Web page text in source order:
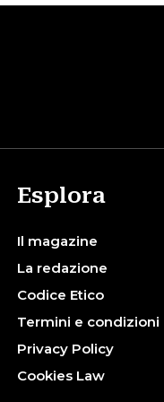
Esplora
Il magazine
La redazione
Codice Etico
Termini e condizioni
Privacy Policy
Cookies Law